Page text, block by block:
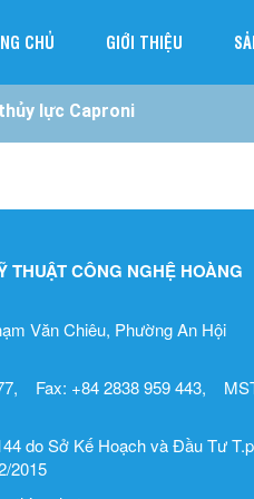
CHỦ GIỚI THIỆU
lực Caproni
THUẬT CÔNG NGHỆ HOÀNG
Văn Chiêu, Phường An Hội
Fax: +84 2838 959 443,
do Sở Kế Hoạch và Đầu Tư T.p
2015